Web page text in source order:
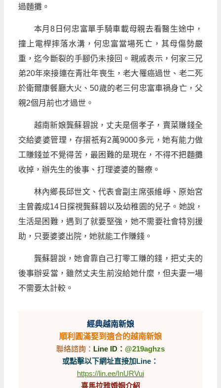
過麵攤。
本月8日何忠富單手騎車載母親去看醫生途中，
撞上電桿摔落水溝，何忠富當場死亡，其母傷勢嚴
重，迄今斷裂的手腳仍未接回。親戚表示，何家三兄
弟20年來接連在青壯年喪生，老大罹癌過世、老二死
於衛爾康餐廳大火、50歲的老三何忠富車禍身亡，父
親2個月前也才過世。
越南新娘龔蘇碧說，丈夫是個孝子，賣菜賺錢全
交給婆婆管理，存摺祇有2萬9000多元，她有能力做
工賺錢並不覺得苦，最困難的是現在，不得不把麵攤
收掉，辦先生的後事、打理婆婆的醫療。
林內鄉長邱世文、代表會副主席張維崢、原始宮
主曾義成14日探視龔蘇碧以及幼稚園的兒子。她說，
生活是困難，遇到了就要堅強，她不需要社會特別援
助，只要婆婆出院，她就能工作賺錢。
龔蘇碧說，她會靠自己打零工賺的錢，把丈夫的
後事辦妥當，雖然丈夫生前沒給她什麼，但夫妻一場
不需要太計較。
經典越南新娘
順利圓滿娶到適合的越南新娘
聯絡諮詢： Line ID： @219aghzs
或點擊以下網址直接加Line：
https://lin.ee/InURVui
喜馬拉雅婚姻介紹